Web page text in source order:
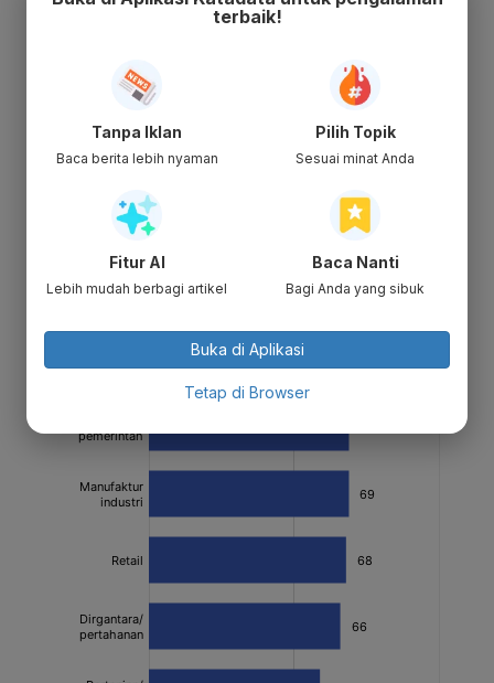
terbaik!
Tanpa Iklan
Baca berita lebih nyaman
Pilih Topik
Sesuai minat Anda
Fitur AI
Lebih mudah berbagi artikel
Baca Nanti
Bagi Anda yang sibuk
Buka di Aplikasi
Tetap di Browser